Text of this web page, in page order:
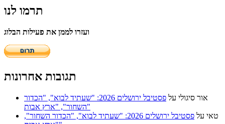
תרמו לנו
ועזרו לממן את פעילות הבלוג
תגובות אחרונות
אור סיגולי על
פסטיבל ירושלים 2026: "שעתיד לבוא", "הכדור
השחור", "ארץ אבות"
טאי על
פסטיבל ירושלים 2026: "שעתיד לבוא", "הכדור השחור",